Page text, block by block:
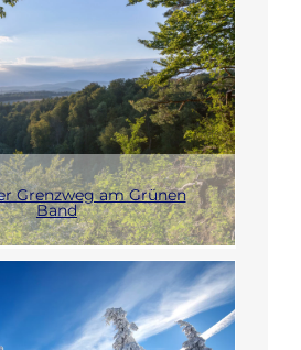
Grenzweg am Grünen
Band